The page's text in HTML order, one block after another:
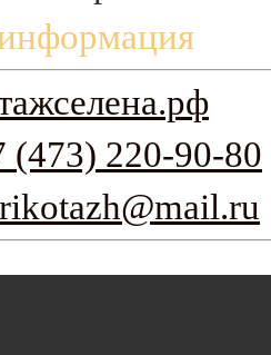
(473) 220-90-80